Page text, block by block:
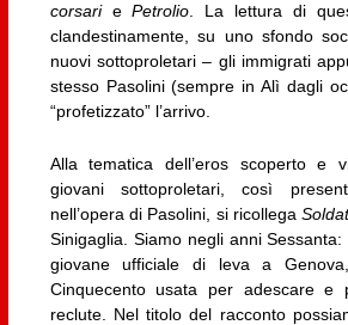
corsariePetrolio. La lettura di
clandestinamente, su uno sfondo
nuovi sottoproletari – gli immigrati
stesso Pasolini (sempre in Alì dagli
“profetizzato” l’arrivo.
Alla tematica dell’eros scoperto e
giovani sottoproletari, così
nell’opera di Pasolini, si ricollega
Sinigaglia. Siamo negli anni
giovane ufficiale di leva a
Cinquecento usata per adescare
reclute. Nel titolo del racconto